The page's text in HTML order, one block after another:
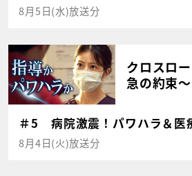
8月5日(水)放送分
クロスロ
急の約束～
＃5 病院激震！パワハラ＆医
8月4日(火)放送分